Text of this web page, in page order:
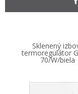
Sklenený
termoregulátor
70/W/biela